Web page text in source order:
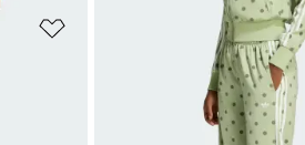
Aggiungi alla lista dei desideri